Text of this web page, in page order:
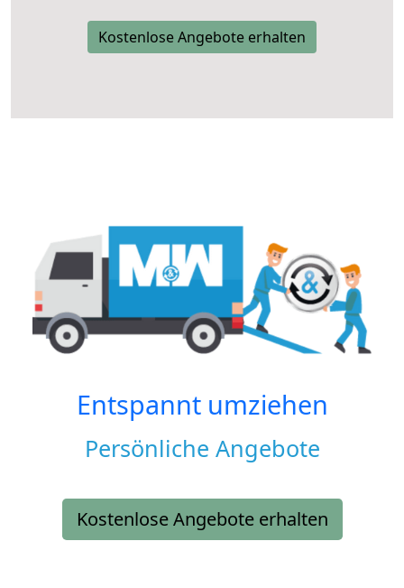
Kostenlose Angebote erhalten
Entspannt umziehen
Persönliche Angebote
Kostenlose Angebote erhalten